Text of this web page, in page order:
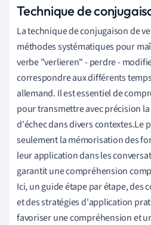
Technique de
La technique de conjugaison de
méthodes systématiques pour
verbe "verlieren" - perdre -
correspondre aux différents
allemand. Il est essentiel de
pour transmettre avec précision
d'échec dans divers contextes.Le
seulement la mémorisation des
leur application dans les
garantit une compréhension
Ici, un guide étape par étape, des
et des stratégies d'application
favoriser une compréhension et